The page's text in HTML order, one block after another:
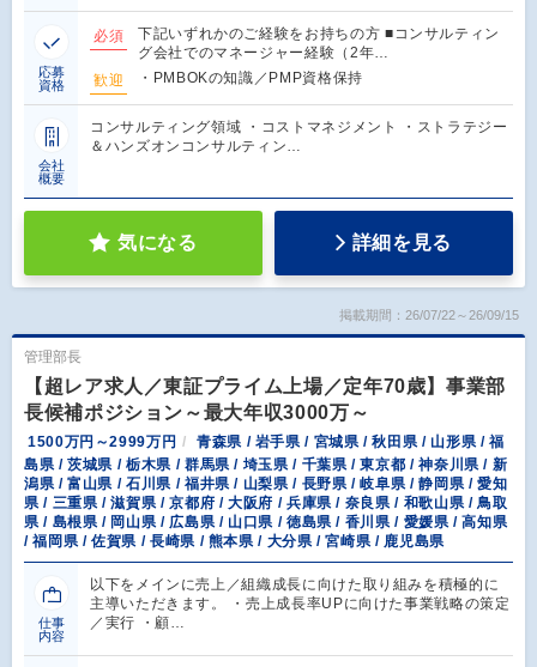
応募
資格
必須
下記いずれかのご経験をお持ちの方 ■コンサルティン
グ会社でのマネージャー経験（2年…
歓迎
・PMBOKの知識／PMP資格保持
会社
概要
コンサルティング領域 ・コストマネジメント ・ストラテジー
＆ハンズオンコンサルティン…
気になる 詳細を見る
掲載期間：26/07/22～26/09/15
管理部長
【超レア求人／東証プライム上場／定年70歳】事業部
長候補ポジション～最大年収3000万～
1500万円～2999万円
青森県 / 岩手県 / 宮城県 / 秋田県 / 山形県 / 福
島県 / 茨城県 / 栃木県 / 群馬県 / 埼玉県 / 千葉県 / 東京都 / 神奈川県 / 新
潟県 / 富山県 / 石川県 / 福井県 / 山梨県 / 長野県 / 岐阜県 / 静岡県 / 愛知
県 / 三重県 / 滋賀県 / 京都府 / 大阪府 / 兵庫県 / 奈良県 / 和歌山県 / 鳥取
県 / 島根県 / 岡山県 / 広島県 / 山口県 / 徳島県 / 香川県 / 愛媛県 / 高知県
/ 福岡県 / 佐賀県 / 長崎県 / 熊本県 / 大分県 / 宮崎県 / 鹿児島県
仕事
内容
以下をメインに売上／組織成長に向けた取り組みを積極的に
主導いただきます。 ・売上成長率UPに向けた事業戦略の策定
／実行 ・顧…